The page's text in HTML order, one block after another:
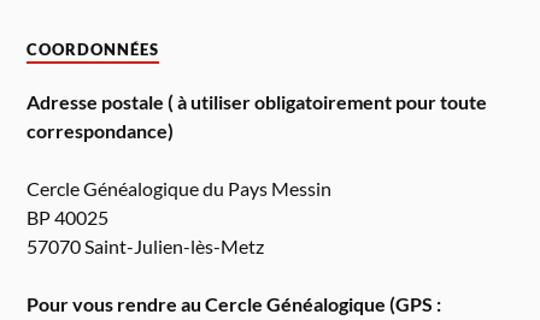
COORDONNÉES
Adresse postale ( à utiliser obligatoirement pour toute
correspondance)
Cercle Généalogique du Pays Messin
BP 40025
57070 Saint-Julien-lès-Metz
Pour vous rendre au Cercle Généalogique (GPS :